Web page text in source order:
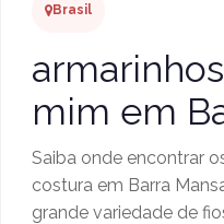
Brasil
mim em
Saiba onde encontrar
costura em Barra
grande variedade de